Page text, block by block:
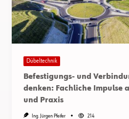
Dübeltechnik
Befestigungs- und
denken: Fachliche Impulse
und Praxis
Ing. Jürgen Pfeifer 214